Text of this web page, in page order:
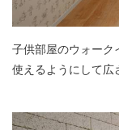
子供部屋のウォーク
使えるようにして広